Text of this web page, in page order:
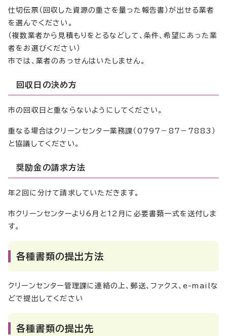
仕切伝票（回収した資源の重さを量った報告書）が出せる業者
を選んでください。
（複数業者から見積もりをとるなどして、条件、希望にあった業
者をお選びください）
市では、業者のあっせんはいたしません。
回収日の決め方
市の回収日と重ならないようにしてください。
重なる場合はクリーンセンター業務課（0797－87－7883）
と協議してください。
奨励金の請求方法
年2回に分けて請求していただきます。
市クリーンセンターより6月と12月に必要書類一式を送付しま
す。
各種書類の提出方法
クリーンセンター管理課に連絡の上、郵送、ファクス、e-mailな
どで提出してください
各種書類の提出先